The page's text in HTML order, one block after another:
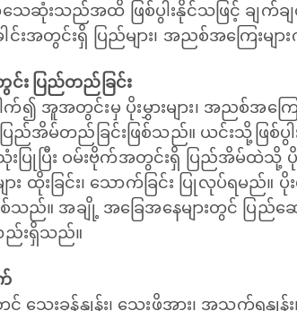
းသည်အထိ ဖြစ်ပွါးနိုင်သဖြင့် ချက်
ါင်းအတွင်းရှိ ပြည်များ၊ အညစ်အကြေး
င်း ပြည်တည်ခြင်း
အူအတွင်းမှ ပိုးမွှားများ၊ အညစ်အကြ
ြည်အိမ်တည်ခြင်းဖြစ်သည်။ ယင်းသို့ဖြစ်ပွ
ြုပြီး ဝမ်းဗိုက်အတွင်းရှိ ပြည်အိမ်ထဲသို့
း ထိုးခြင်း၊ သောက်ခြင်း ပြုလုပ်ရမည်
သည်။ အချို့ အခြေအနေများတွင် ပြ
ည်းရှိသည်။
တွင် သွေးခုန်နှုန်း၊ သွေးဖိအား၊ အသက်ရှူ